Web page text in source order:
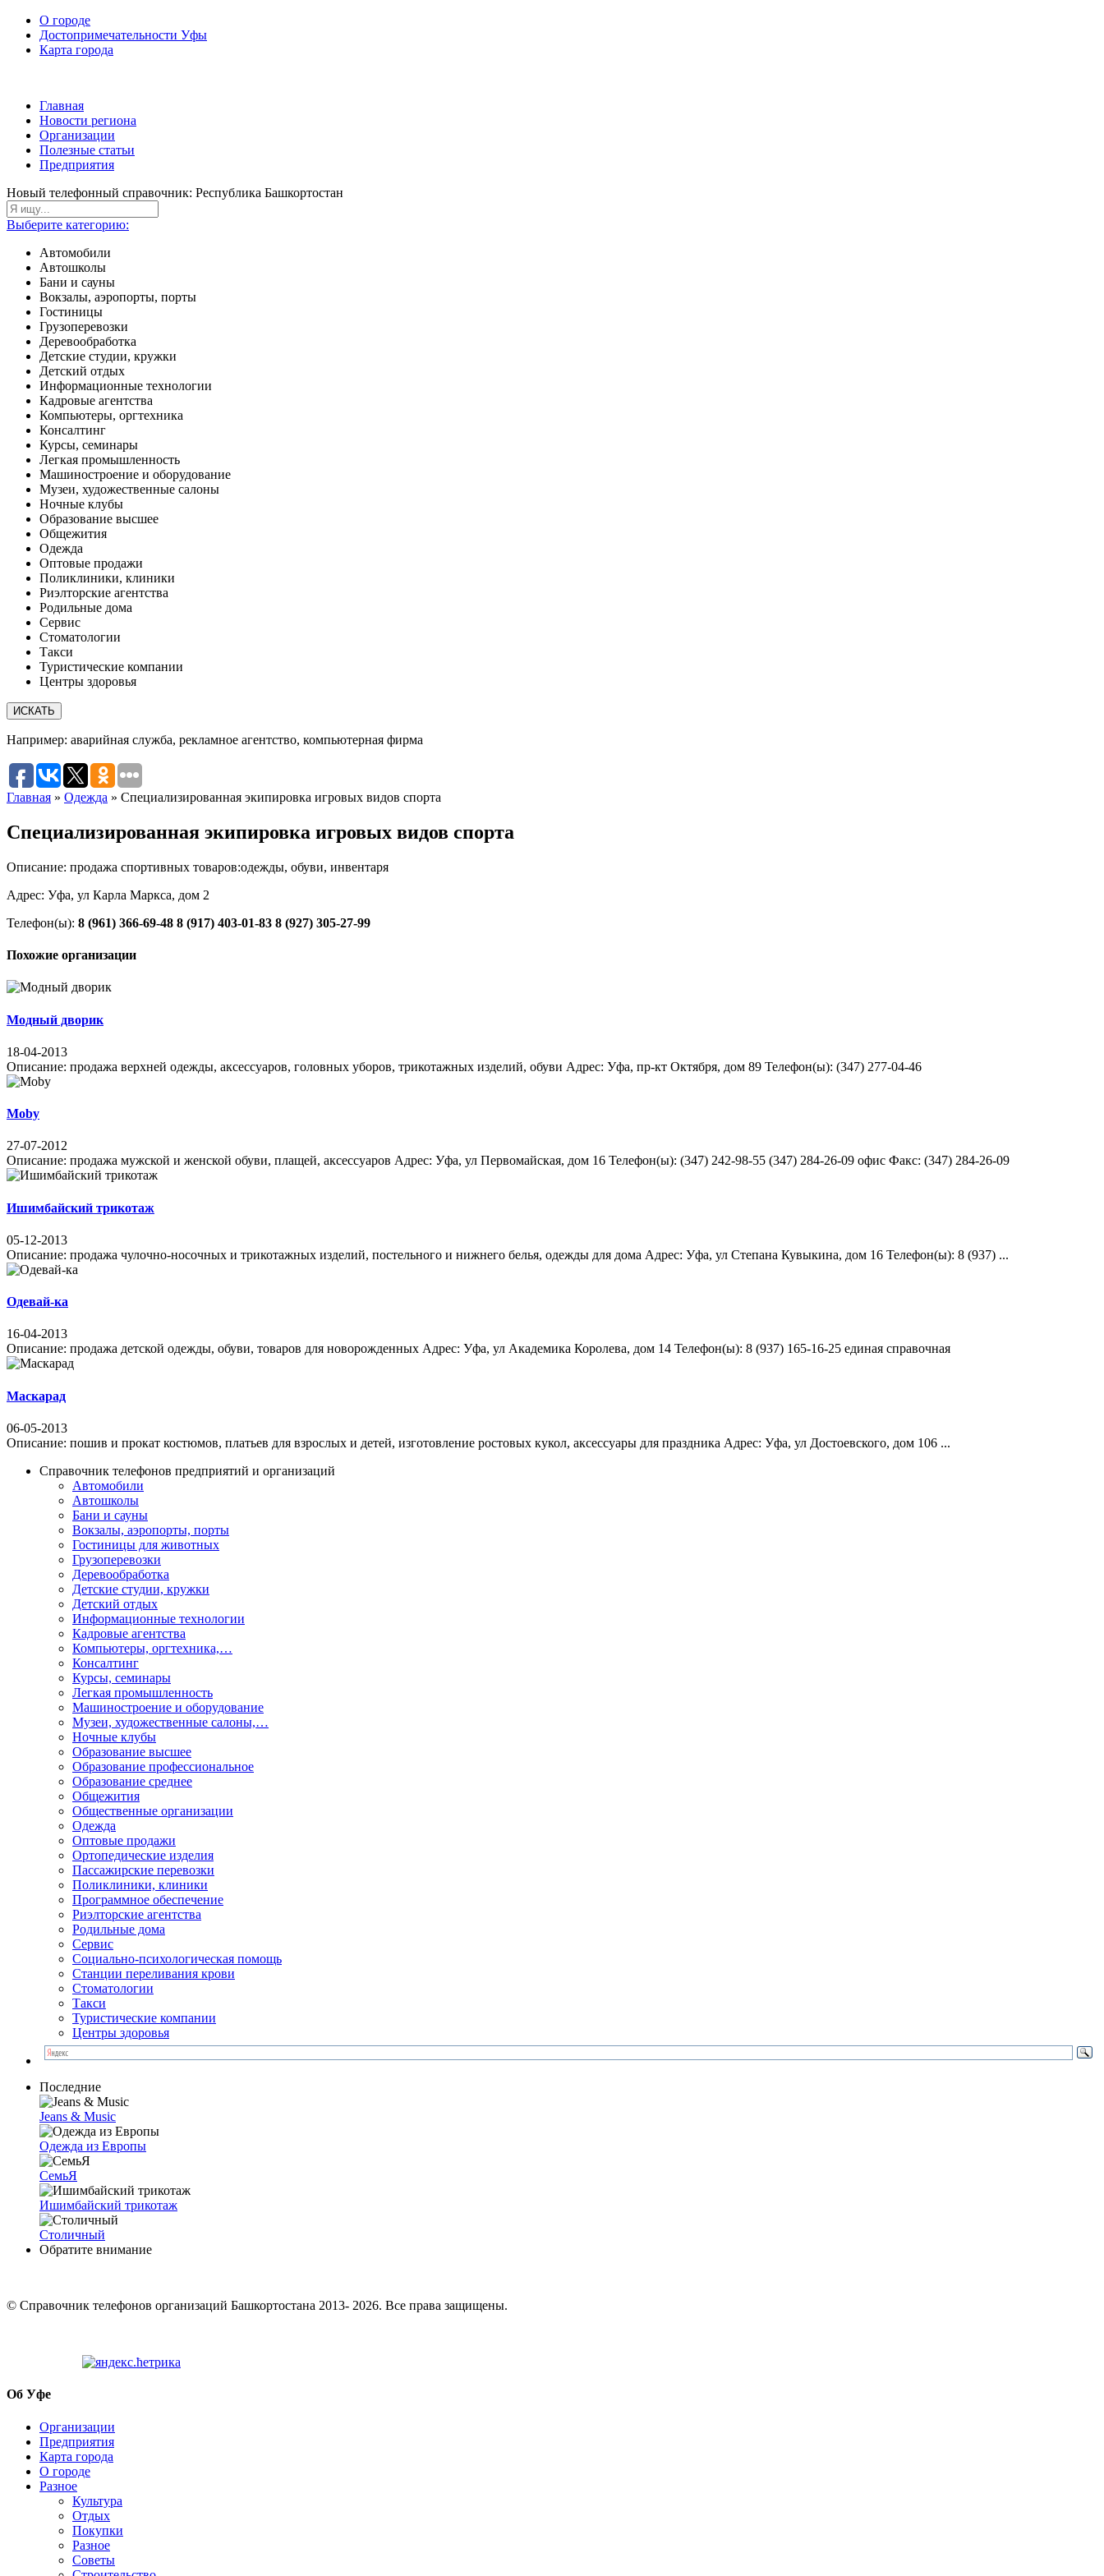
О городе
Достопримечательности Уфы
Карта города
Главная
Новости региона
Организации
Полезные статьи
Предприятия
Новый телефонный справочник: Республика Башкортостан
Выберите категорию:
Автомобили
Автошколы
Бани и сауны
Вокзалы, аэропорты, порты
Гостиницы
Грузоперевозки
Деревообработка
Детские студии, кружки
Детский отдых
Информационные технологии
Кадровые агентства
Компьютеры, оргтехника
Консалтинг
Курсы, семинары
Легкая промышленность
Машиностроение и оборудование
Музеи, художественные салоны
Ночные клубы
Образование высшее
Общежития
Одежда
Оптовые продажи
Поликлиники, клиники
Риэлторские агентства
Родильные дома
Сервис
Стоматологии
Такси
Туристические компании
Центры здоровья
Например: аварийная служба, рекламное агентство, компьютерная фирма
Главная » Одежда » Специализированная экипировка игровых видов спорта
Специализированная экипировка игровых видов спорта
Описание: продажа спортивных товаров:одежды, обуви, инвентаря
Адрес: Уфа, ул Карла Маркса, дом 2
Телефон(ы): 8 (961) 366-69-48 8 (917) 403-01-83 8 (927) 305-27-99
Похожие организации
Модный дворик
18-04-2013
Описание: продажа верхней одежды, аксессуаров, головных уборов, трикотажных изделий, обуви Адрес: Уфа, пр-кт Октября, дом 89 Телефон(ы): (347) 277-04-46
Moby
27-07-2012
Описание: продажа мужской и женской обуви, плащей, аксессуаров Адрес: Уфа, ул Первомайская, дом 16 Телефон(ы): (347) 242-98-55 (347) 284-26-09 офис Факс: (347) 284-26-09
Ишимбайский трикотаж
05-12-2013
Описание: продажа чулочно-носочных и трикотажных изделий, постельного и нижнего белья, одежды для дома Адрес: Уфа, ул Степана Кувыкина, дом 16 Телефон(ы): 8 (937) ...
Одевай-ка
16-04-2013
Описание: продажа детской одежды, обуви, товаров для новорожденных Адрес: Уфа, ул Академика Королева, дом 14 Телефон(ы): 8 (937) 165-16-25 единая справочная
Маскарад
06-05-2013
Описание: пошив и прокат костюмов, платьев для взрослых и детей, изготовление ростовых кукол, аксессуары для праздника Адрес: Уфа, ул Достоевского, дом 106 ...
Справочник телефонов предприятий и организаций
Автомобили
Автошколы
Бани и сауны
Вокзалы, аэропорты, порты
Гостиницы для животных
Грузоперевозки
Деревообработка
Детские студии, кружки
Детский отдых
Информационные технологии
Кадровые агентства
Компьютеры, оргтехника,…
Консалтинг
Курсы, семинары
Легкая промышленность
Машиностроение и оборудование
Музеи, художественные салоны,…
Ночные клубы
Образование высшее
Образование профессиональное
Образование среднее
Общежития
Общественные организации
Одежда
Оптовые продажи
Ортопедические изделия
Пассажирские перевозки
Поликлиники, клиники
Программное обеспечение
Риэлторские агентства
Родильные дома
Сервис
Социально-психологическая помощь
Станции переливания крови
Стоматологии
Такси
Туристические компании
Центры здоровья
Последние
Jeans & Music
Одежда из Европы
СемьЯ
Ишимбайский трикотаж
Столичный
Обратите внимание
© Cправочник телефонов организаций Башкортостана 2013- 2026. Все права защищены.
Об Уфе
Организации
Предприятия
Карта города
О городе
Разное
Культура
Отдых
Покупки
Разное
Советы